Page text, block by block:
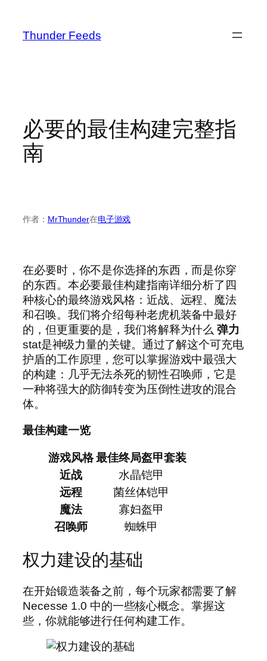
Thunder Feeds
必要的最佳构建完整指
南
作者： MrThunder在电子游戏
在必要时，你不是你选择的东西，而是你穿
的东西。本必要最佳构建指南详细分析了四
种核心的最终游戏风格：近战、远程、魔法
和召唤。我们将介绍每种老虎机装备中最好
的，但更重要的是，我们将解释为什么弹力
stat是神级力量的关键。通过了解这个可充电
护盾的工作原理，您可以掌握游戏中最强大
的构建：几乎无法杀死的韧性召唤师，它是
一种将强大的防御转变为压倒性进攻的混合
体。
最佳构建一览
游戏风格 最佳终局盔甲套装
近战
水晶铠甲
远程
菌丝体铠甲
魔法
寡妇盔甲
召唤师
蜘蛛甲
权力建设的基础
在开始锻造装备之前，每个玩家都需要了解
Necesse 1.0 中的一些核心概念。掌握这
些，你就能够进行任何构建工作。